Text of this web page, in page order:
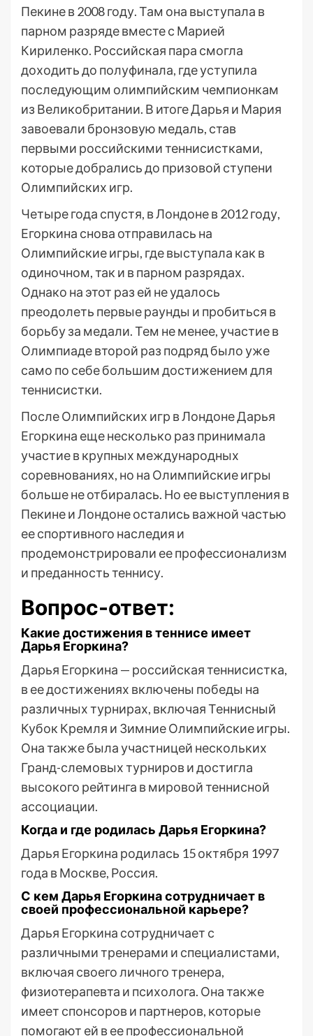
Пекине в 2008 году. Там она выступала в
парном разряде вместе с Марией
Кириленко. Российская пара смогла
доходить до полуфинала, где уступила
последующим олимпийским чемпионкам
из Великобритании. В итоге Дарья и Мария
завоевали бронзовую медаль, став
первыми российскими теннисистками,
которые добрались до призовой ступени
Олимпийских игр.
Четыре года спустя, в Лондоне в 2012 году,
Егоркина снова отправилась на
Олимпийские игры, где выступала как в
одиночном, так и в парном разрядах.
Однако на этот раз ей не удалось
преодолеть первые раунды и пробиться в
борьбу за медали. Тем не менее, участие в
Олимпиаде второй раз подряд было уже
само по себе большим достижением для
теннисистки.
После Олимпийских игр в Лондоне Дарья
Егоркина еще несколько раз принимала
участие в крупных международных
соревнованиях, но на Олимпийские игры
больше не отбиралась. Но ее выступления в
Пекине и Лондоне остались важной частью
ее спортивного наследия и
продемонстрировали ее профессионализм
и преданность теннису.
Вопрос-ответ:
Какие достижения в теннисе имеет
Дарья Егоркина?
Дарья Егоркина — российская теннисистка,
в ее достижениях включены победы на
различных турнирах, включая Теннисный
Кубок Кремля и Зимние Олимпийские игры.
Она также была участницей нескольких
Гранд-слемовых турниров и достигла
высокого рейтинга в мировой теннисной
ассоциации.
Когда и где родилась Дарья Егоркина?
Дарья Егоркина родилась 15 октября 1997
года в Москве, Россия.
С кем Дарья Егоркина сотрудничает в
своей профессиональной карьере?
Дарья Егоркина сотрудничает с
различными тренерами и специалистами,
включая своего личного тренера,
физиотерапевта и психолога. Она также
имеет спонсоров и партнеров, которые
помогают ей в ее профессиональной